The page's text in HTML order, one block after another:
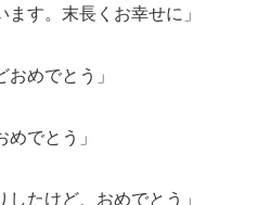
ます。末長くお幸せに」
おめでとう」
めでとう」
したけど、おめでとう」